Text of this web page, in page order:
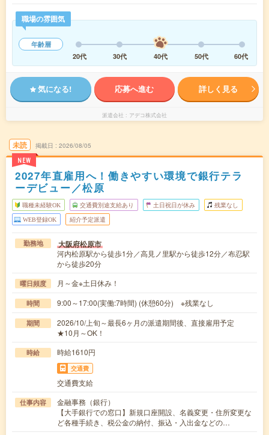
職場の雰囲気
年齢層
20代
30代 40代 50代 60代
気になる! 応募へ進む 詳しく見る
派遣会社 アデコ株式会社
未読
NEW
掲載日 2026/08/05
2027年直雇用へ！働きやすい環境で銀行テラ
ーデビュー／松原
職種未経験OK 交通費別途支給あり 土日祝日が休み 残業なし
WEB登録OK 紹介予定派遣
勤務地 大阪府松原市
河内松原駅から徒歩1分／高見ノ里駅から徒歩12分／布忍駅
から徒歩20分
曜日頻度 月～金※土日休み！
時間 9:00～17:00(実働:7時間) (休憩60分) ※残業なし
期間
2026/10/上旬～最長6ヶ月の派遣期間後、直接雇用予定
★10月～OK！
時給 時給1610円
交通費
交通費支給
仕事内容
金融事務（銀行）
【大手銀行での窓口】新規口座開設、名義変更・住所変更な
ど各種手続き、税公金の納付、振込・入出金などの…